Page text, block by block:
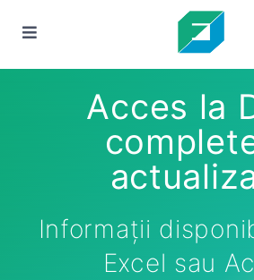
Acces la
Informații
Excel sau